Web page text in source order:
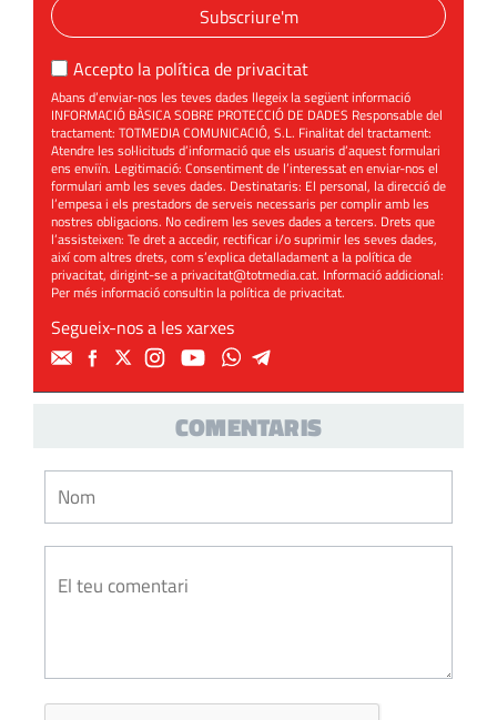
Subscriure'm
Accepto la política de privacitat
Abans d’enviar-nos les teves dades llegeix la següent informació
INFORMACIÓ BÀSICA SOBRE PROTECCIÓ DE DADES Responsable del
tractament: TOTMEDIA COMUNICACIÓ, S.L. Finalitat del tractament:
Atendre les sol·licituds d’informació que els usuaris d’aquest formulari
ens enviïn. Legitimació: Consentiment de l’interessat en enviar-nos el
formulari amb les seves dades. Destinataris: El personal, la direcció de
l’empesa i els prestadors de serveis necessaris per complir amb les
nostres obligacions. No cedirem les seves dades a tercers. Drets que
l’assisteixen: Te dret a accedir, rectificar i/o suprimir les seves dades,
així com altres drets, com s’explica detalladament a la política de
privacitat, dirigint-se aprivacitat@totmedia.cat. Informació addicional:
Per més informació consultin lapolítica de privacitat.
Segueix-nos a les xarxes
COMENTARIS